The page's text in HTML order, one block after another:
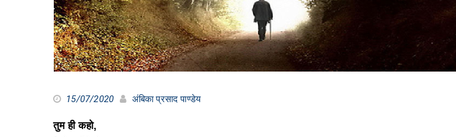
15/07/2020 अंबिका प्रसाद पाण्डेय
तुम ही कहो,